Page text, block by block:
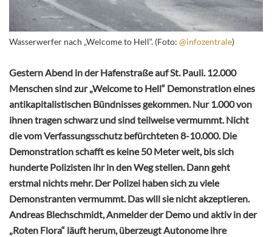
Wasserwerfer nach „Welcome to Hell“. (Foto: @infozentrale)
Gestern Abend in der Hafenstraße auf St. Pauli. 12.000
Menschen sind zur „Welcome to Hell“ Demonstration eines
antikapitalistischen Bündnisses gekommen. Nur 1.000 von
ihnen tragen schwarz und sind teilweise vermummt. Nicht
die vom Verfassungsschutz befürchteten 8-10.000. Die
Demonstration schafft es keine 50 Meter weit, bis sich
hunderte Polizisten ihr in den Weg stellen. Dann geht
erstmal nichts mehr. Der Polizei haben sich zu viele
Demonstranten vermummt. Das will sie nicht akzeptieren.
Andreas Blechschmidt, Anmelder der Demo und aktiv in der
„Roten Flora“ läuft herum, überzeugt Autonome ihre